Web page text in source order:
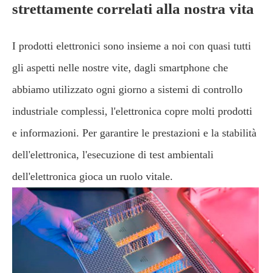
strettamente correlati alla nostra vita
I prodotti elettronici sono insieme a noi con quasi tutti
gli aspetti nelle nostre vite, dagli smartphone che
abbiamo utilizzato ogni giorno a sistemi di controllo
industriale complessi, l'elettronica copre molti prodotti
e informazioni. Per garantire le prestazioni e la stabilità
dell'elettronica, l'esecuzione di test ambientali
dell'elettronica gioca un ruolo vitale.